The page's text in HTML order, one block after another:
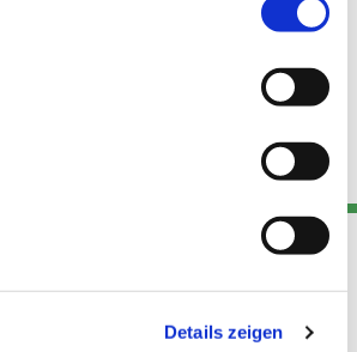
Details zeigen
Kont
Links